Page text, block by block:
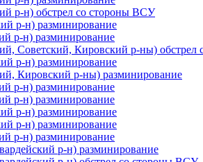
р-н) обстрел со стороны ВСУ
р-н) разминирование
р-н) разминирование
Советский, Кировский р-ны)
р-н) разминирование
Кировский р-ны) разминирование
р-н) разминирование
р-н) разминирование
р-н) разминирование
р-н) разминирование
р-н) разминирование
р-н) разминирование